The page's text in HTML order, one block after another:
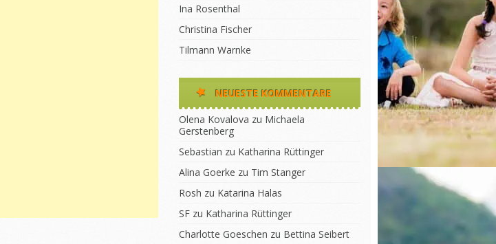
Ina Rosenthal
Christina Fischer
Tilmann Warnke
NEUESTE KOMMENTARE
Olena Kovalova zu Michaela
Gerstenberg
Sebastian zu Katharina Rüttinger
Alina Goerke zu Tim Stanger
Rosh zu Katarina Halas
SF zu Katharina Rüttinger
Charlotte Goeschen zu Bettina Seibert